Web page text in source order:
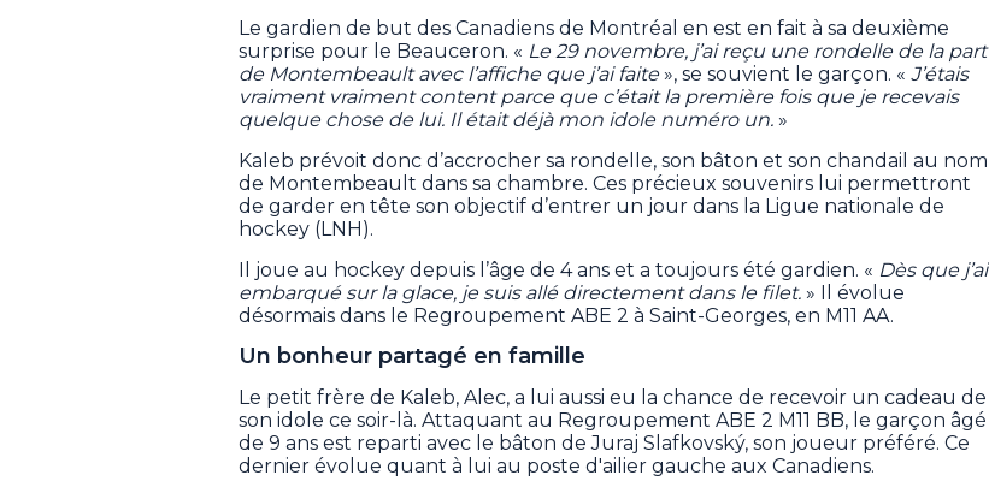
Le gardien de but des Canadiens de Montréal en est en fait à sa deuxième
surprise pour le Beauceron. « Le 29 novembre, j’ai reçu une rondelle de la part
de Montembeault avec l’affiche que j’ai faite», se souvient le garçon. « J’étais
vraiment vraiment content parce que c’était la première fois que je recevais
quelque chose de lui. Il était déjà mon idole numéro un. »
Kaleb prévoit donc d’accrocher sa rondelle, son bâton et son chandail au nom
de Montembeault dans sa chambre. Ces précieux souvenirs lui permettront
de garder en tête son objectif d’entrer un jour dans la Ligue nationale de
hockey (LNH).
Il joue au hockey depuis l’âge de 4 ans et a toujours été gardien. « Dès que j’ai
embarqué sur la glace, je suis allé directement dans le filet. » Il évolue
désormais dans le Regroupement ABE 2 à Saint-Georges, en M11 AA.
Un bonheur partagé en famille
Le petit frère de Kaleb, Alec, a lui aussi eu la chance de recevoir un cadeau de
son idole ce soir-là. Attaquant au Regroupement ABE 2 M11 BB, le garçon âgé
de 9 ans est reparti avec le bâton de Juraj Slafkovský, son joueur préféré. Ce
dernier évolue quant à lui au poste d'ailier gauche aux Canadiens.